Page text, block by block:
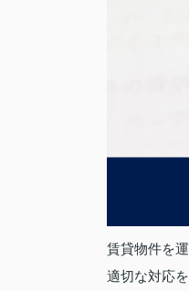
賃貸物件を
適切な対応